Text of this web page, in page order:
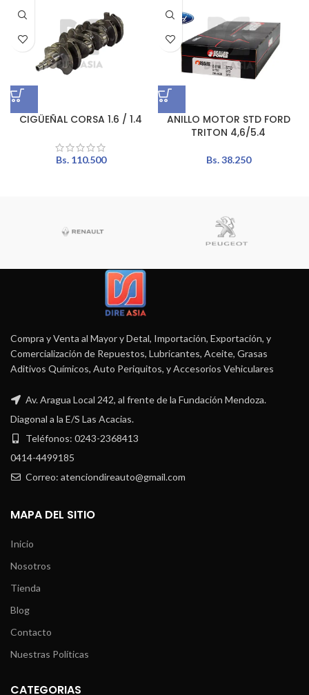
CIGÜEÑAL CORSA 1.6 / 1.4
Bs.110.500
ANILLO MOTOR STD FORD
TRITON 4,6/5.4
Bs.38.250
Compra y Venta al Mayor y Detal, Importación, Exportación, y
Comercialización de Repuestos, Lubricantes, Aceite, Grasas
Aditivos Químicos, Auto Periquitos, y Accesorios Vehiculares
Av. Aragua Local 242, al frente de la Fundación Mendoza.
Diagonal a la E/S Las Acacias.
Teléfonos: 0243-2368413
0414-4499185
Correo: atenciondireauto@gmail.com
MAPA DEL SITIO
Inicio
Nosotros
Tienda
Blog
Contacto
Nuestras Políticas
CATEGORIAS